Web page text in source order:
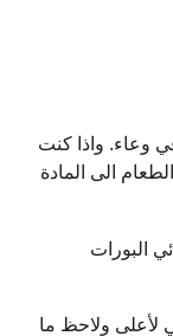
وعاء. واذا كنت
الى المادة
البورات
لأعلى ولاحظ ما